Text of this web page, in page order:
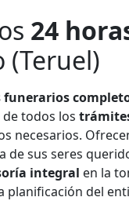
24
(Teruel)
funerarios
todos los
necesarios.
de sus seres
integral en la
planificación del